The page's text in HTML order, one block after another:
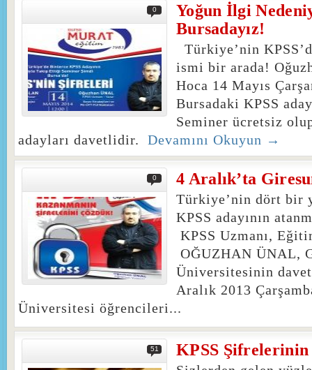
0
Yoğun İlgi
Bursadayız!
Türkiye’nin
ismi bir arada!
Hoca 14 Mayıs
Bursadaki KPSS
Seminer ücretsiz
adayları davetlidir. Devamını Okuyun →
0 4 Aralık’ta
Türkiye’nin dört bir
KPSS adayının
KPSS Uzmanı,
OĞUZHAN ÜNAL,
Üniversitesinin
Aralık 2013
Üniversitesi öğrencileri...
51 KPSS Şifrelerinin